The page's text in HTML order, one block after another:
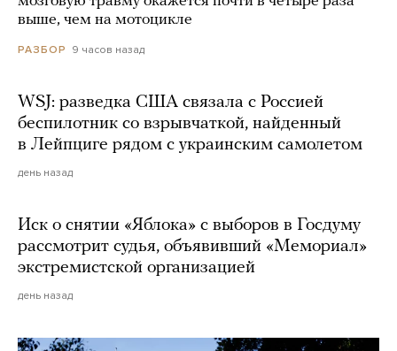
выше, чем на мотоцикле
РАЗБОР 9 часов назад
WSJ: разведка США связала с Россией
беспилотник со взрывчаткой, найденный
в Лейпциге рядом с украинским самолетом
день назад
Иск о снятии «Яблока» с выборов в Госдуму
рассмотрит судья, объявивший «Мемориал»
экстремистской организацией
день назад